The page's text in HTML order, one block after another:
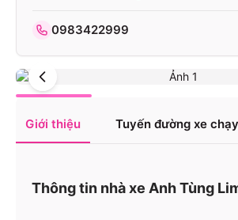
0983422999
Giới thiệu Tuyến đường xe chạy
Thông tin nhà xe Anh Tùng